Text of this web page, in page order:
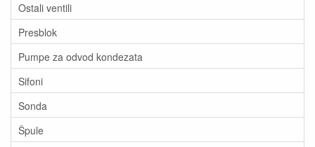
Ostali ventili
Presblok
Pumpe za odvod kondezata
Sifoni
Sonda
Špule